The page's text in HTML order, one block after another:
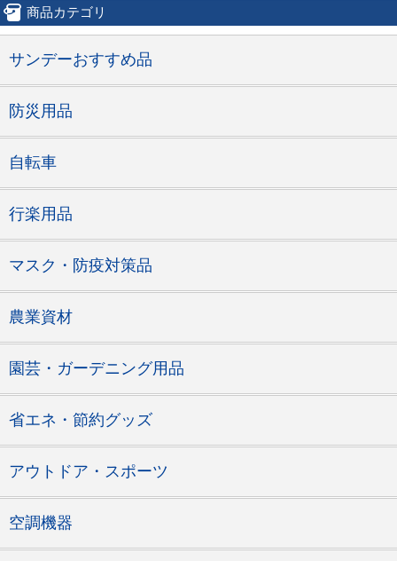
商品カテゴリ
サンデーおすすめ品
防災用品
自転車
行楽用品
マスク・防疫対策品
農業資材
園芸・ガーデニング用品
省エネ・節約グッズ
アウトドア・スポーツ
空調機器